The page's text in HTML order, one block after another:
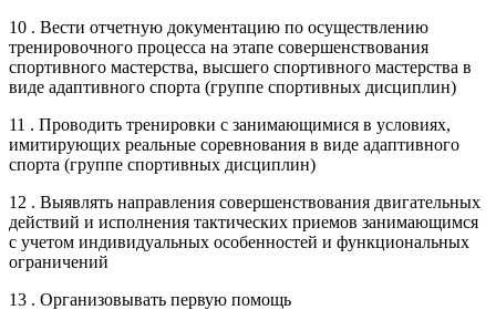
10 . Вести отчетную документацию по осуществлению
тренировочного процесса на этапе совершенствования
спортивного мастерства, высшего спортивного мастерства в
виде адаптивного спорта (группе спортивных дисциплин)
11 . Проводить тренировки с занимающимися в условиях,
имитирующих реальные соревнования в виде адаптивного
спорта (группе спортивных дисциплин)
12 . Выявлять направления совершенствования двигательных
действий и исполнения тактических приемов занимающимся
с учетом индивидуальных особенностей и функциональных
ограничений
13 . Организовывать первую помощь